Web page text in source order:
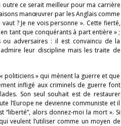
outre ce serait meilleur pour ma carrière
manœuvrer par les Anglais comme
? Je ne vois personne ». Cette fierté,
tant que conquérants à part entière » ;
adversaires : il est convaincu de la
leur discipline mais les traite de
politiciens » qui mènent la guerre et que
infligé aux criminels de guerre font
Son seul souhait est de restaurer
l’Europe ne devienne communiste et il
alors donnez-moi la mort ». Si
veulent l’utiliser comme un moyen de